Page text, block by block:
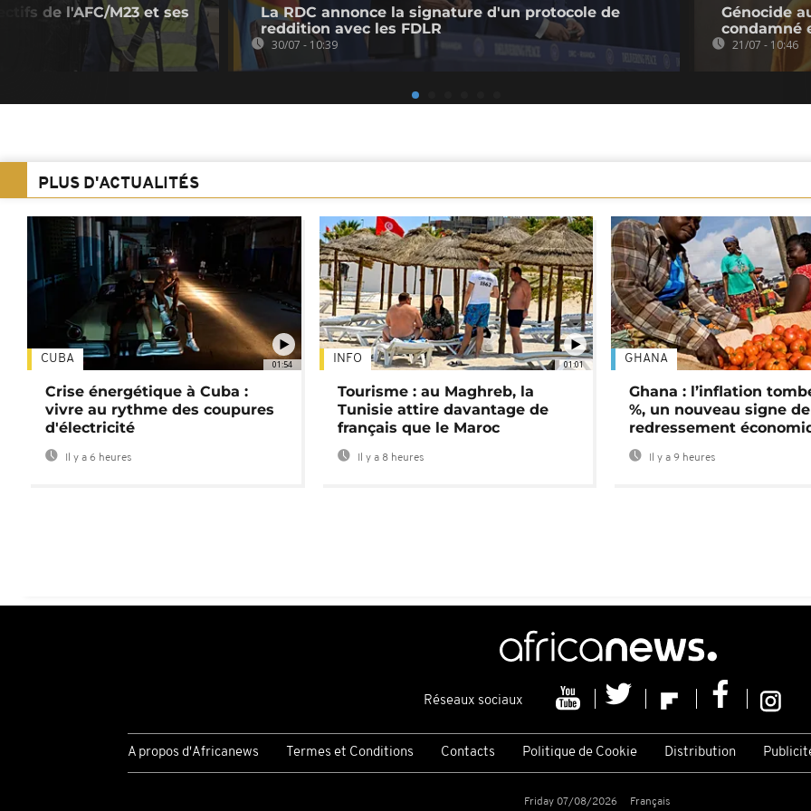
de l'AFC/M23 et ses
La RDC annonce la signature d'un protocole de
reddition avec les FDLR
30/07 - 10:39
Génocide
condamné
21/07 - 10:46
PLUS D'ACTUALITÉS
01:54
CUBA
Crise énergétique à Cuba :
vivre au rythme des coupures
d'électricité
Il y a 6 heures
01:01
INFO
Tourisme : au Maghreb, la
Tunisie attire davantage de
français que le Maroc
Il y a 8 heures
GHANA
Ghana : l’inflation
%, un nouveau signe de
redressement
Il y a 9 heures
Réseaux sociaux
A propos d'Africanews Termes et Conditions Contacts Politique de Cookie Distribution
Friday 07/08/2026